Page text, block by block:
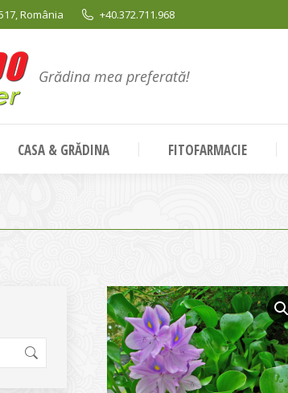
România +40.372.711.968
Grădina mea preferată!
CASA & GRĂDINA FITOFARMACIE